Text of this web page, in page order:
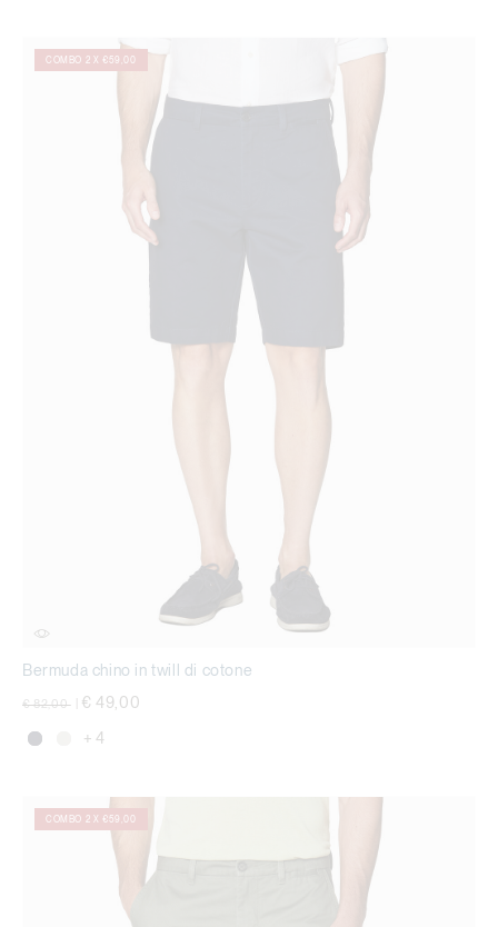
COMBO 2 X €59,00
Bermuda chino in twill di cotone
Price reduced from
€ 82,00 € 49,00
+ 4
COMBO 2 X €59,00